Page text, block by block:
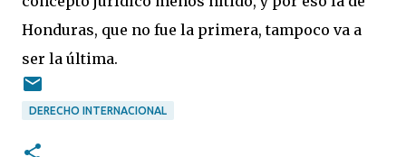
Honduras, que no fue la primera, tampoco va a
ser la última.
DERECHO INTERNACIONAL